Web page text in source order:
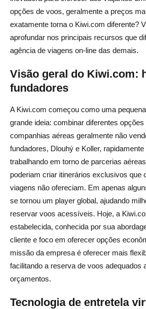
opções de voos, geralmente a preços
exatamente torna o Kiwi.com diferente?
aprofundar nos principais recursos que
agência de viagens on-line das demais.
Visão geral do Kiwi.com:
fundadores
A Kiwi.com começou como uma
grande ideia: combinar diferentes
companhias aéreas geralmente não
fundadores, Dlouhý e Koller,
trabalhando em torno de parcerias
poderiam criar itinerários exclusivos que
viagens não ofereciam. Em apenas
se tornou um player global, ajudando
reservar voos acessíveis. Hoje, a
estabelecida, conhecida por sua
cliente e foco em oferecer opções
missão da empresa é oferecer mais
facilitando a reserva de voos adequados
orçamentos.
Tecnologia de entretela